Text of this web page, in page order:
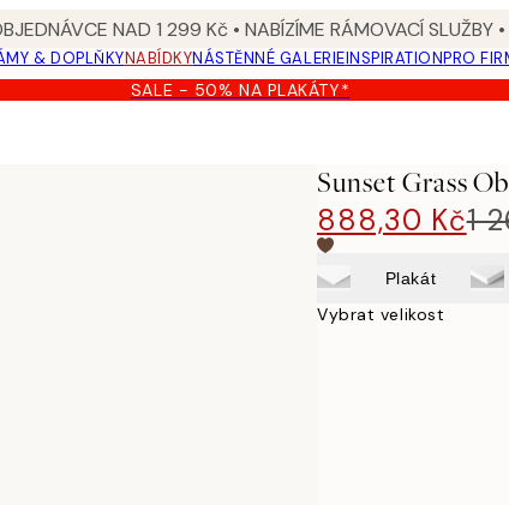
NAD 1 299 Kč • NABÍZÍME RÁMOVACÍ SLUŽBY
& DOPLŇKYNABÍDKYNÁSTĚNNÉ GALERIEINSPIRATIONPRO
SALE - 50% NA PLAKÁTY*
Sunset Grass
888,30 Kč1
Plakát
Vybrat velikost